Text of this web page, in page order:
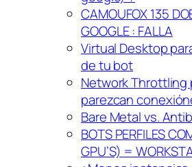
CAMOUFOX 135
GOOGLE : FALLA
Virtual Desktop
de tu bot
Network Throttling
parezcan
Bare Metal vs.
BOTS PERFILES
GPU’S) =